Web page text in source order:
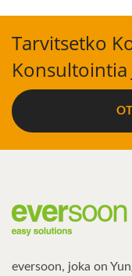
Tarvitsetko
Konsultointia
eversoon, joka on